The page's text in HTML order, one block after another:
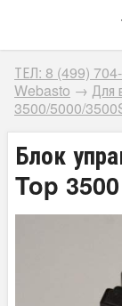
ТЕЛ: 8 (499)
Webasto → Для
3500/5000/
Блок
Top